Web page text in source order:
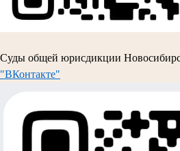
Суды общей юрисдикции
"ВКонтакте"